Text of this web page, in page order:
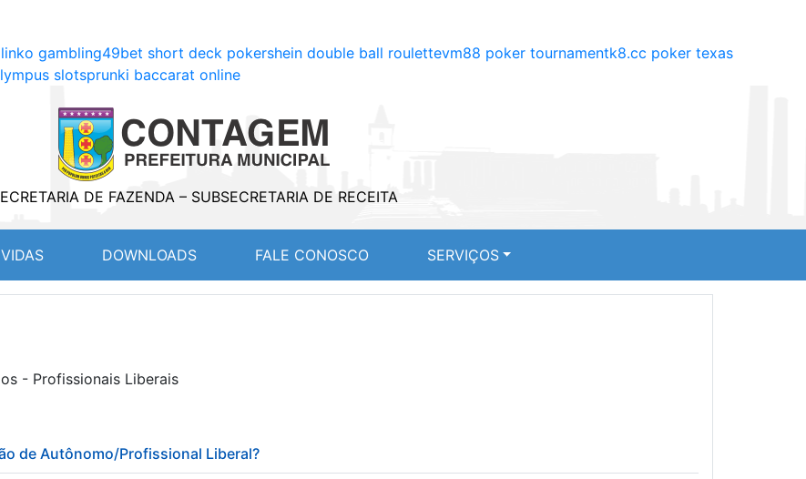
gambling49bet short deck pokershein double ball roulettevm88 poker tournamentk8.cc poker texas
slotsprunki baccarat online
DE FAZENDA – SUBSECRETARIA DE RECEITA
DOWNLOADS FALE CONOSCO SERVIÇOS
- Profissionais Liberais
de Autônomo/Profissional Liberal?